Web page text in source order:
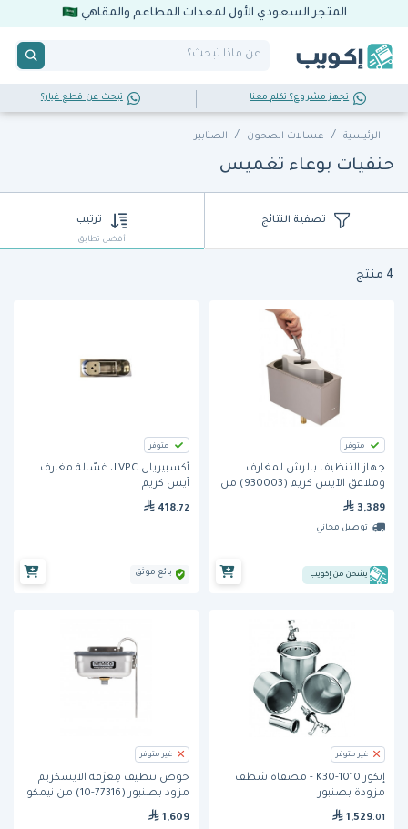
المتجر السعودي الأول لمعدات المطاعم والمقاهي
تجهز مشروع؟ تكلم معنا تبحث عن قطع غيار؟
الرئيسية غسـالات الصحون الصنابير
حنفيات بوعاء تغميس
تصفية النتائج ترتيب
أفضل تطابق
4 منتج
متوفر
جهاز التنظيف بالرش لمغارف
وملاعق الآيس كريم (930003) من
لولزبرج
3,389
توصيل مجاني
يشحن من إكويب
متوفر
أكسبيريال LVPC، غسّالة مغارف
آيس كريم
418.72
بائع موثق
غير متوفر
إنكور K30-1010 - مصفاة شطف
مزودة بصنبور
1,529.01
غير متوفر
حوض تنظيف مِغْرَفَة الآيسكريم
مزود بصنبور (77316-10) من نيمكو
1,609